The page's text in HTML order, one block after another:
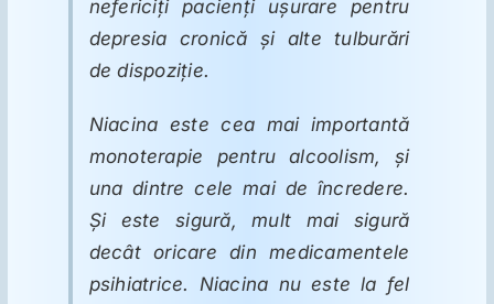
nefericiţi pacienţi uşurare pentru
depresia cronică şi alte tulburări
de dispoziţie.
Niacina este cea mai importantă
monoterapie pentru alcoolism, şi
una dintre cele mai de încredere.
Și este sigură, mult mai sigură
decât oricare din medicamentele
psihiatrice. Niacina nu este la fel